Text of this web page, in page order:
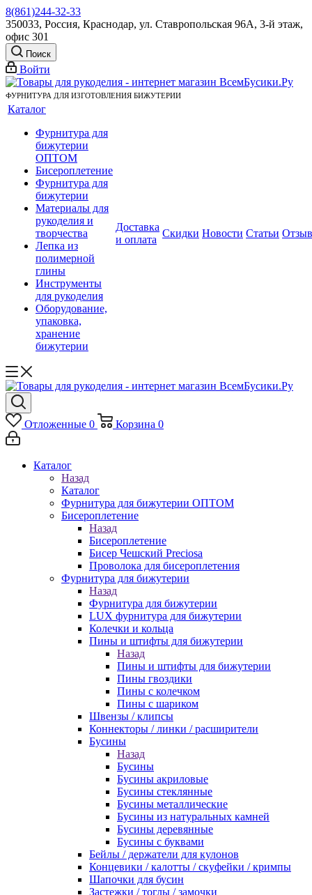
8(861)244-32-33
350033, Россия, Краснодар, ул. Ставропольская 96А, 3-й этаж,
офис 301
Поиск
Войти
ФУРНИТУРА ДЛЯ ИЗГОТОВЛЕНИЯ БИЖУТЕРИИ
Каталог
Фурнитура для
бижутерии
ОПТОМ
Бисероплетение
Фурнитура для
бижутерии
Материалы для
рукоделия и
творчества
Лепка из
полимерной
глины
Инструменты
для рукоделия
Оборудование,
упаковка,
хранение
бижутерии
Доставка
и оплата
Скидки Новости Статьи
Отложенные 0 Корзина 0
Каталог
Назад
Каталог
Фурнитура для бижутерии ОПТОМ
Бисероплетение
Назад
Бисероплетение
Бисер Чешский Preciosa
Проволока для бисероплетения
Фурнитура для бижутерии
Назад
Фурнитура для бижутерии
LUX фурнитура для бижутерии
Колечки и кольца
Пины и штифты для бижутерии
Назад
Пины и штифты для бижутерии
Пины гвоздики
Пины с колечком
Пины с шариком
Швензы / клипсы
Коннекторы / линки / расширители
Бусины
Назад
Бусины
Бусины акриловые
Бусины стеклянные
Бусины металлические
Бусины из натуральных камней
Бусины деревянные
Бусины с буквами
Бейлы / держатели для кулонов
Концевики / калотты / скуфейки / кримпы
Шапочки для бусин
Застежки / тоглы / замочки